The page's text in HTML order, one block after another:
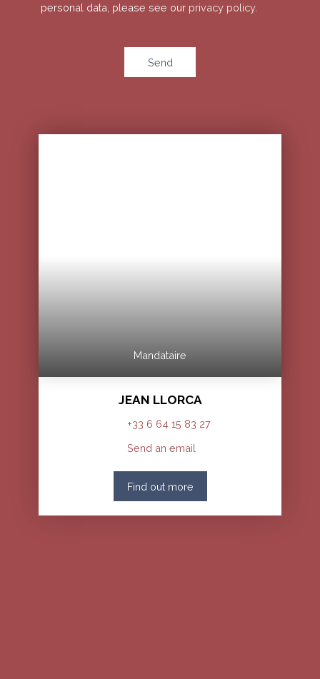
personal data, please see our privacy policy.
Send
Mandataire
JEAN LLORCA
+33 6 64 15 83 27
Send an email
Find out more